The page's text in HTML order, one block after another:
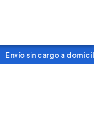
Envío sin cargo a domicilio